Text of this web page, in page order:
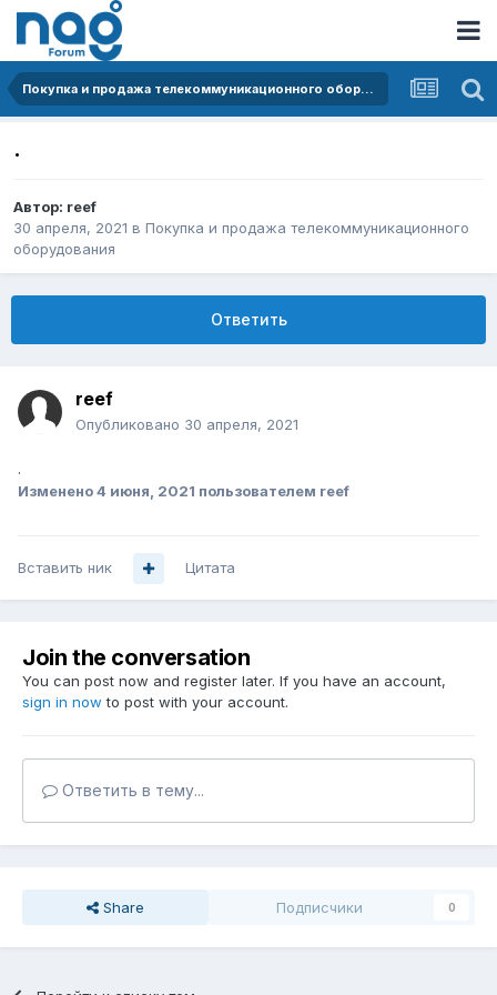
Покупка и продажа телекоммуникационного оборудования
.
Автор: reef
30 апреля, 2021 в Покупка и продажа телекоммуникационного
оборудования
Ответить
reef
Опубликовано 30 апреля, 2021
.
Изменено4 июня, 2021 пользователем reef
Вставить ник Цитата
Join the conversation
You can post now and register later. If you have an account,
sign in now to post with your account.
Ответить в тему...
Share Подписчики 0